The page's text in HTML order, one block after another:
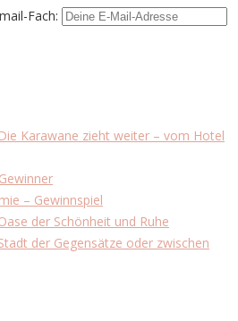
Fach:
Karawane zieht weiter – vom Hotel
– Gewinnspiel
der Schönheit und Ruhe
der Gegensätze oder zwischen